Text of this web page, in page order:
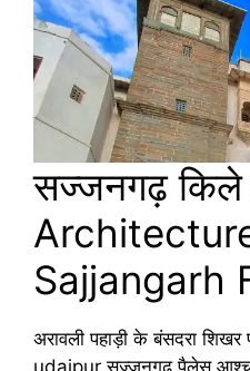
सज्जनगढ़ किले
Sajjangarh
अरावली पहाड़ी के बंसदरा
udaipur सज्जनगढ़ पैलेस